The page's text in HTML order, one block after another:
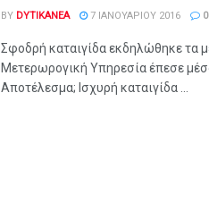
BY DYTIKANEA 7 ΙΑΝΟΥΑΡΊΟΥ 2016 0
Σφοδρή καταιγίδα εκδηλώθηκε τα
Μετερωρογική Υπηρεσία έπεσε
Αποτέλεσμα; Ισχυρή καταιγίδα ...